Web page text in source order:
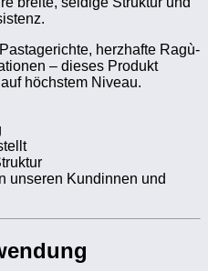
herzhafte Ragù-
– dieses Produkt
höchstem Niveau.
unseren Kundinnen und